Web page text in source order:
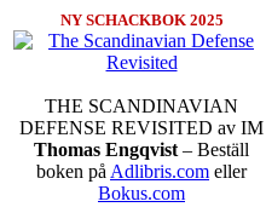
NY SCHACKBOK 2025
THE SCANDINAVIAN
DEFENSE REVISITED av IM
Thomas Engqvist – Beställ
boken på Adlibris.com eller
Bokus.com